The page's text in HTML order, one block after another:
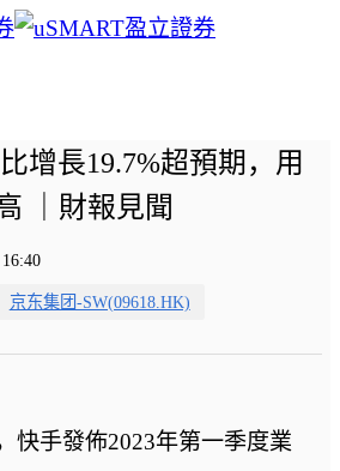
增長19.7%超預期，用
｜財報見聞
京东集团-SW(09618.HK)
快手發佈2023年第一季度業